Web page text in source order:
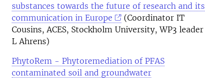
substances towards the future of research and its
communication in Europe
(Coordinator IT
Cousins, ACES, Stockholm University, WP3 leader
L Ahrens)
PhytoRem - Phytoremediation of PFAS
contaminated soil and groundwater